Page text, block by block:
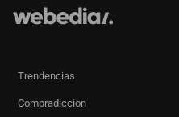
Trendencias
Compradiccion